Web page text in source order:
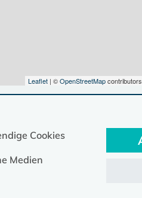
Leaflet| ©OpenStreetMap
Cookies
Medien